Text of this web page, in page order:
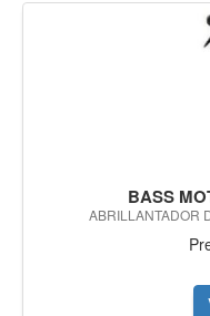
BASS
ABRILLANTADOR